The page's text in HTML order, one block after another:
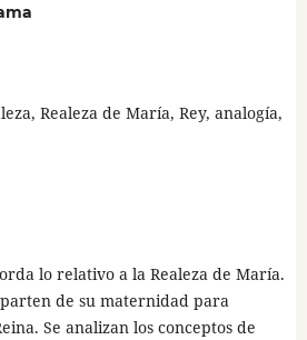
Realeza de María, Rey, analogía,
lo relativo a la Realeza de María.
de su maternidad para
Se analizan los conceptos de